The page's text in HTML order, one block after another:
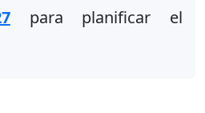
para planificar el